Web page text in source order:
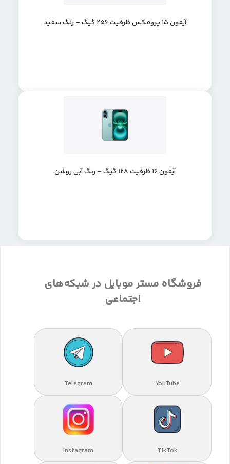
آیفون ۱۵ پرومکس ظرفیت ۲۵۶ گیگ – رنگ سفید
آیفون 16 ظرفیت 128 گیگ – رنگ آبی روشن
فروشگاه مستر موبایل در شبکه‌های
اجتماعی
YouTube
Telegram
TikTok
Instagram